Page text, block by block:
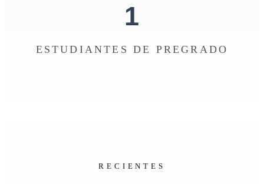
1
ESTUDIANTES DE PREGRADO
RECIENTES